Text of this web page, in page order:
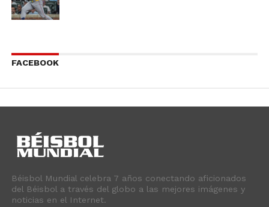
FACEBOOK
Béisbol Mundial celebra 7 años conectando aficionados
del Béisbol a través del globo a las mejores imágenes y
noticias en el Internet.